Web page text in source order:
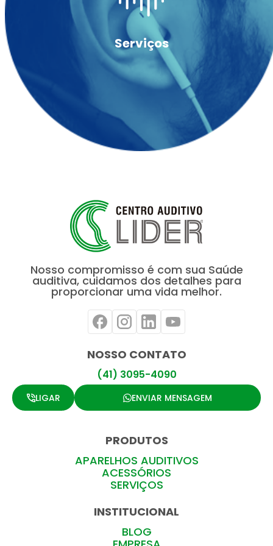
Serviços
Nosso compromisso é com sua Saúde
auditiva, cuidamos dos detalhes para
proporcionar uma vida melhor.
PRODUTOS
APARELHOS AUDITIVOS
ACESSÓRIOS
SERVIÇOS
INSTITUCIONAL
BLOG
NOSSO CONTATO
(41) 3095-4090
LIGAR ENVIAR MENSAGEM